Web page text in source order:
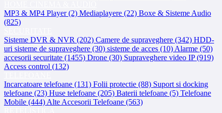
MP3 & MP4 Player (2) Mediaplayere (22) Boxe & Sisteme Audio
(825)
Sisteme DVR & NVR (202) Camere de supraveghere (342) HDD-
uri sisteme de supraveghere (30) sisteme de acces (10) Alarme (50)
accesorii securitate (1455) Drone (30) Supraveghere video IP (919)
Access control (132)
Incarcatoare telefoane (131) Folii protectie (88) Suport si docking
telefoane (23) Huse telefoane (205) Baterii telefoane (5) Telefoane
Mobile (444) Alte Accesorii Telefoane (563)